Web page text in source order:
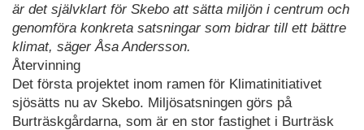
är det självklart för Skebo att sätta miljön i centrum och
genomföra konkreta satsningar som bidrar till ett bättre
klimat, säger Åsa Andersson.
Återvinning
Det första projektet inom ramen för Klimatinitiativet
sjösätts nu av Skebo. Miljösatsningen görs på
Burträskgårdarna, som är en stor fastighet i Burträsk